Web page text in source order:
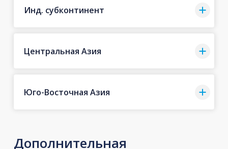
Инд. субконтинент
Центральная Азия
Юго-Восточная Азия
Дополнительная